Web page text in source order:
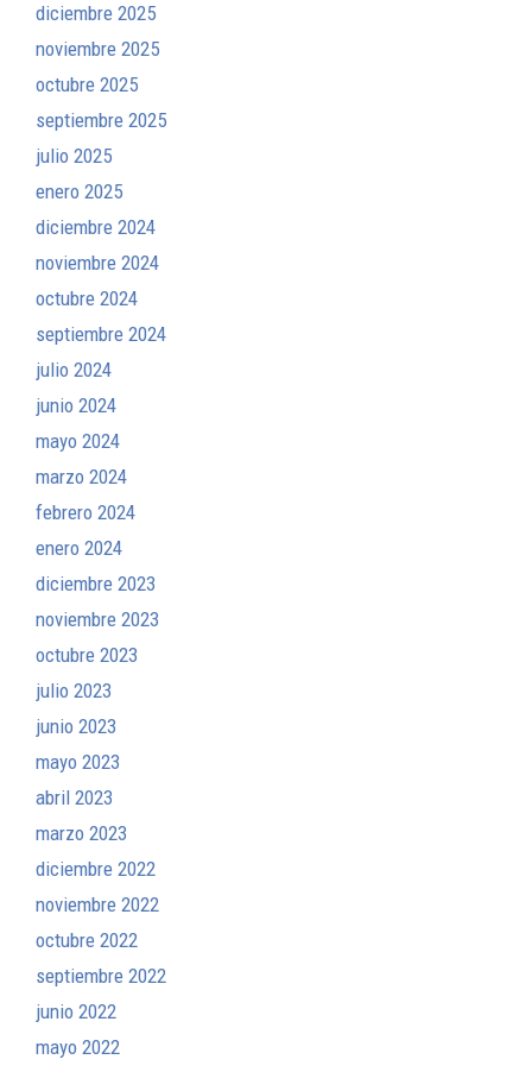
diciembre 2025
noviembre 2025
octubre 2025
septiembre 2025
julio 2025
enero 2025
diciembre 2024
noviembre 2024
octubre 2024
septiembre 2024
julio 2024
junio 2024
mayo 2024
marzo 2024
febrero 2024
enero 2024
diciembre 2023
noviembre 2023
octubre 2023
julio 2023
junio 2023
mayo 2023
abril 2023
marzo 2023
diciembre 2022
noviembre 2022
octubre 2022
septiembre 2022
junio 2022
mayo 2022